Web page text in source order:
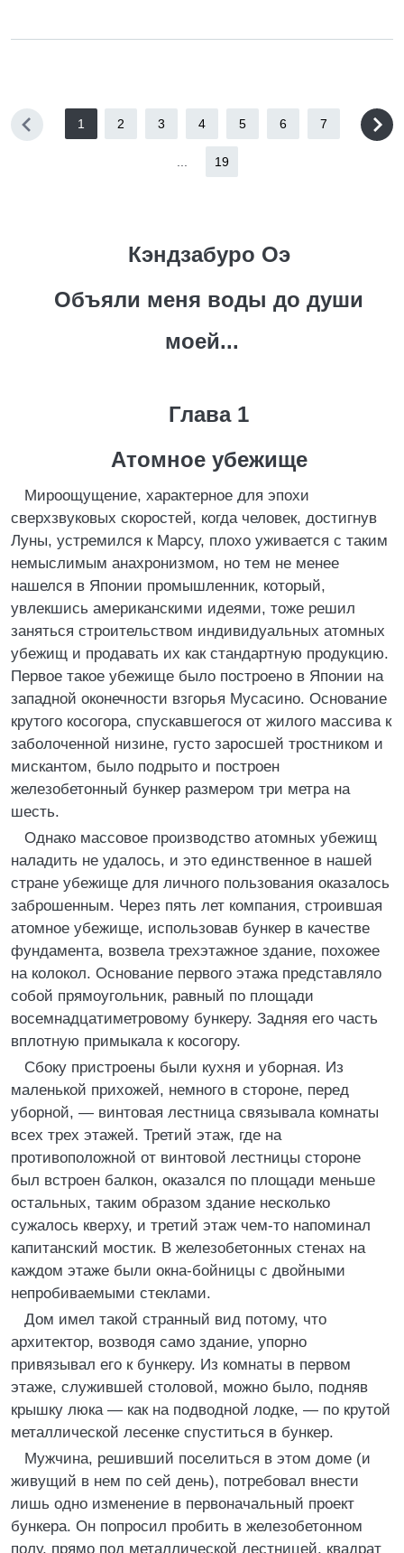
1 2 3 4 5 6 7
19
Кэндзабуро Оэ
Объяли меня воды до души
моей...
Глава 1
Атомное убежище
Мироощущение, характерное для эпохи
сверхзвуковых скоростей, когда человек, достигнув
Луны, устремился к Марсу, плохо уживается с таким
немыслимым анахронизмом, но тем не менее
нашелся в Японии промышленник, который,
увлекшись американскими идеями, тоже решил
заняться строительством индивидуальных атомных
убежищ и продавать их как стандартную продукцию.
Первое такое убежище было построено в Японии на
западной оконечности взгорья Мусасино. Основание
крутого косогора, спускавшегося от жилого массива к
заболоченной низине, густо заросшей тростником и
мискантом, было подрыто и построен
железобетонный бункер размером три метра на
шесть.
Однако массовое производство атомных убежищ
наладить не удалось, и это единственное в нашей
стране убежище для личного пользования оказалось
заброшенным. Через пять лет компания, строившая
атомное убежище, использовав бункер в качестве
фундамента, возвела трехэтажное здание, похожее
на колокол. Основание первого этажа представляло
собой прямоугольник, равный по площади
восемнадцатиметровому бункеру. Задняя его часть
вплотную примыкала к косогору.
Сбоку пристроены были кухня и уборная. Из
маленькой прихожей, немного в стороне, перед
уборной, — винтовая лестница связывала комнаты
всех трех этажей. Третий этаж, где на
противоположной от винтовой лестницы стороне
был встроен балкон, оказался по площади меньше
остальных, таким образом здание несколько
сужалось кверху, и третий этаж чем-то напоминал
капитанский мостик. В железобетонных стенах на
каждом этаже были окна-бойницы с двойными
непробиваемыми стеклами.
Дом имел такой странный вид потому, что
архитектор, возводя само здание, упорно
привязывал его к бункеру. Из комнаты в первом
этаже, служившей столовой, можно было, подняв
крышку люка — как на подводной лодке, — по крутой
металлической лесенке спуститься в бункер.
Мужчина, решивший поселиться в этом доме (и
живущий в нем по сей день), потребовал внести
лишь одно изменение в первоначальный проект
бункера. Он попросил пробить в железобетонном
полу, прямо под металлической лестницей, квадрат